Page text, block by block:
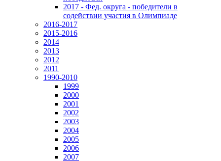
2017 - Фед. округа - победители в
содействии участия в Олимпиаде
2016-2017
2015-2016
2014
2013
2012
2011
1990-2010
1999
2000
2001
2002
2003
2004
2005
2006
2007